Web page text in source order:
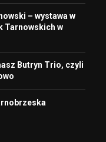
– wystawa w
Tarnowskich w
Butryn Trio, czyli